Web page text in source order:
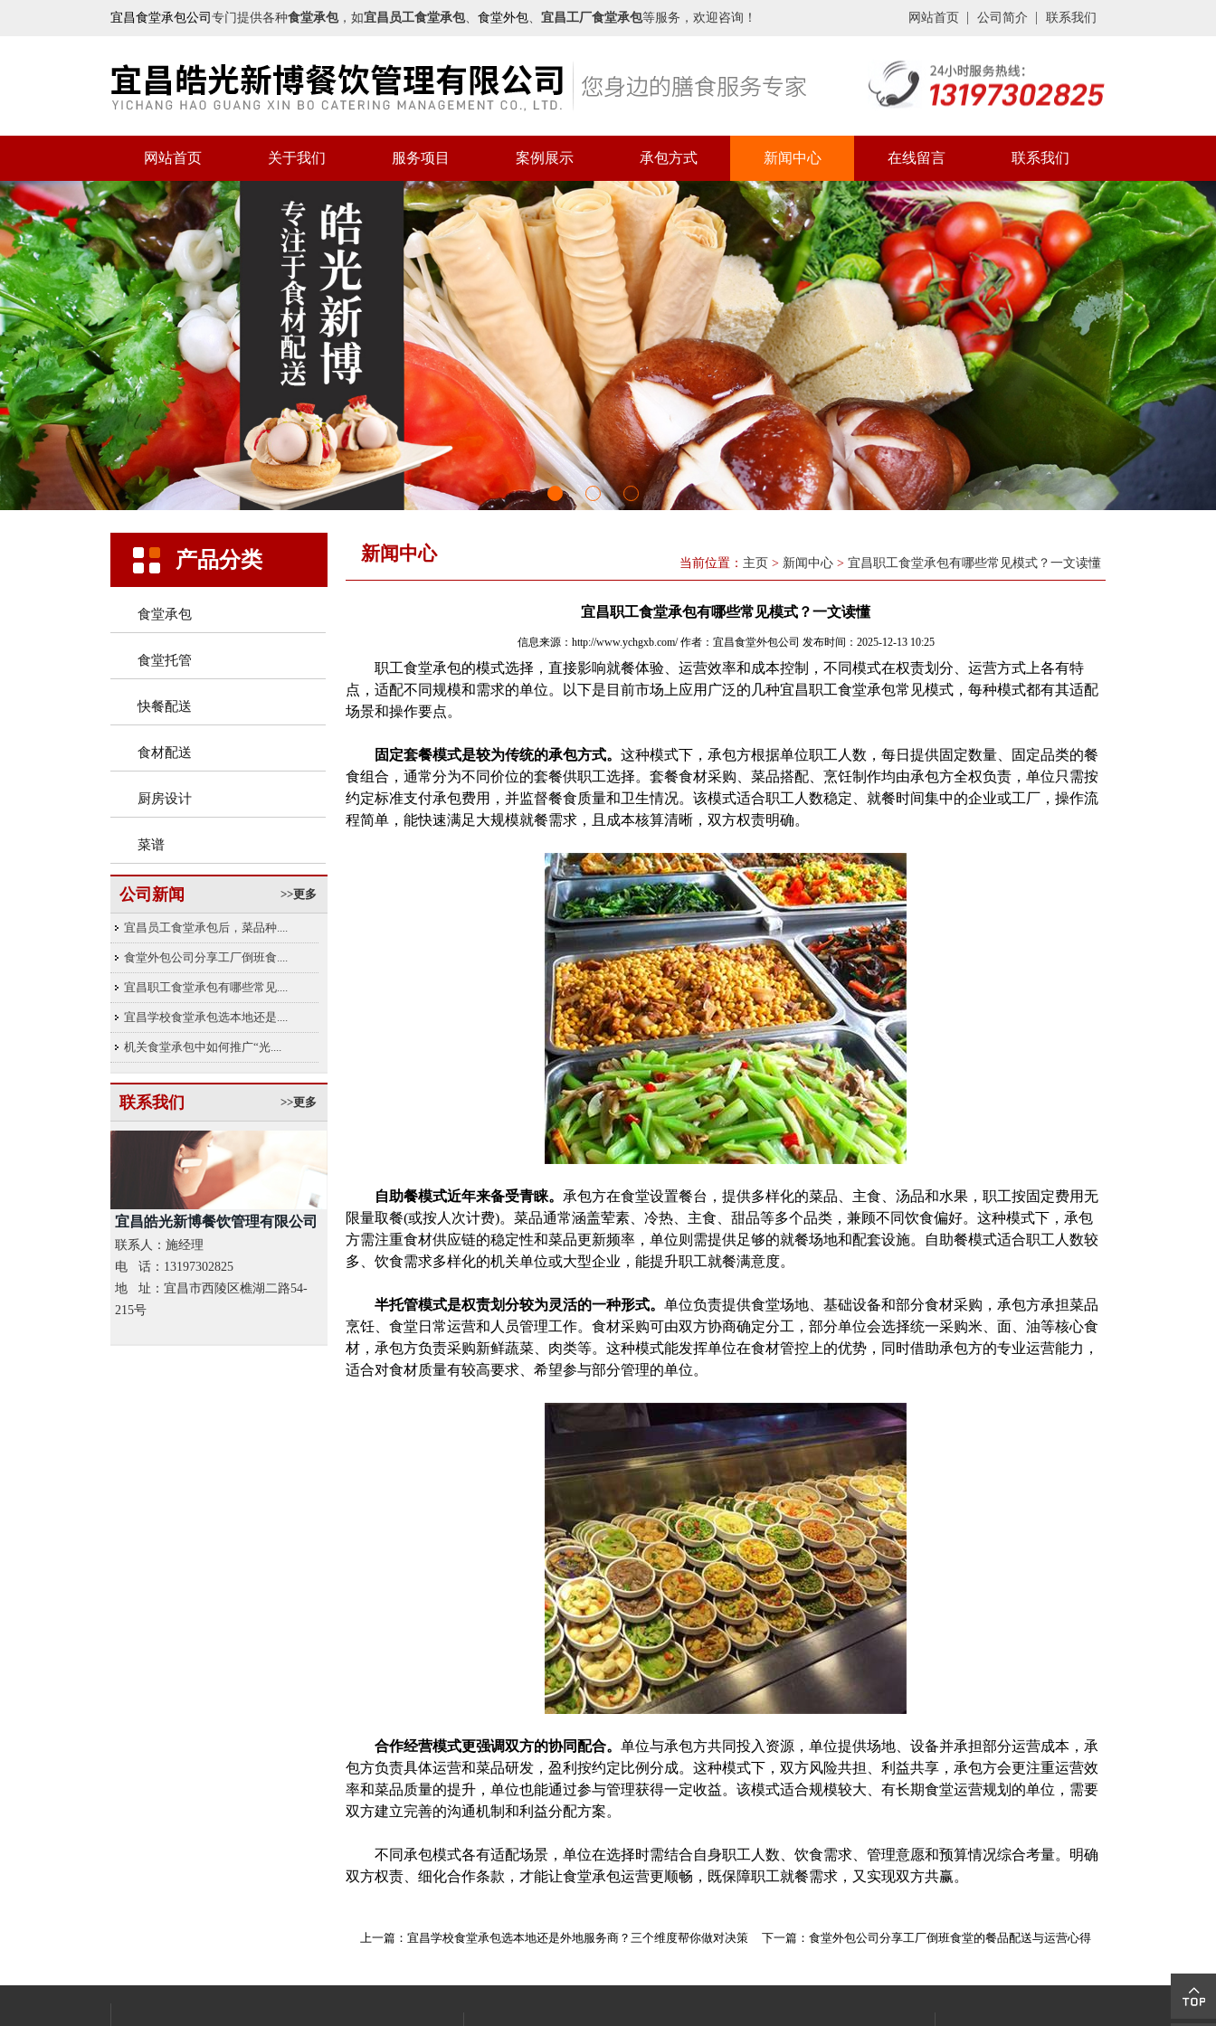
宜昌食堂承包公司 专门提供各种食堂承包，如宜昌员工食堂承包、 食堂外包、 宜昌工厂食堂承包等服务，欢迎咨询！ 网站首页 公司简介 联系我们
网站首页 关于我们 服务项目 案例展示 承包方式 新闻中心 在线留言 联系我们
产品分类
食堂承包
食堂托管
快餐配送
食材配送
厨房设计
菜谱
公司新闻 >>更多
宜昌员工食堂承包后，菜品种....
食堂外包公司分享工厂倒班食....
宜昌职工食堂承包有哪些常见....
宜昌学校食堂承包选本地还是....
机关食堂承包中如何推广“光....
联系我们 >>更多
宜昌皓光新博餐饮管理有限公司
联系人：施经理
电 话：13197302825
地 址：宜昌市西陵区樵湖二路54-
215号
新闻中心 当前位置： 主页 > 新闻中心> 宜昌职工食堂承包有哪些常见模式？一文读懂​
宜昌职工食堂承包有哪些常见模式？一文读懂​
信息来源：http://www.ychgxb.com/ 作者： 宜昌食堂外包公司 发布时间：2025-12-13 10:25
职工食堂承包的模式选择，直接影响就餐体验、运营效率和成本控制，不同模式在权责划分、运营方式上各有特
点，适配不同规模和需求的单位。以下是目前市场上应用广泛的几种宜昌职工食堂承包常见模式，每种模式都有其适配
场景和操作要点。
固定套餐模式是较为传统的承包方式。 这种模式下，承包方根据单位职工人数，每日提供固定数量、固定品类的餐
食组合，通常分为不同价位的套餐供职工选择。套餐食材采购、菜品搭配、烹饪制作均由承包方全权负责，单位只需按
约定标准支付承包费用，并监督餐食质量和卫生情况。该模式适合职工人数稳定、就餐时间集中的企业或工厂，操作流
程简单，能快速满足大规模就餐需求，且成本核算清晰，双方权责明确。
自助餐模式近年来备受青睐。 承包方在食堂设置餐台，提供多样化的菜品、主食、汤品和水果，职工按固定费用无
限量取餐(或按人次计费)。菜品通常涵盖荤素、冷热、主食、甜品等多个品类，兼顾不同饮食偏好。这种模式下，承包
方需注重食材供应链的稳定性和菜品更新频率，单位则需提供足够的就餐场地和配套设施。自助餐模式适合职工人数较
多、饮食需求多样化的机关单位或大型企业，能提升职工就餐满意度。
半托管模式是权责划分较为灵活的一种形式。 单位负责提供食堂场地、基础设备和部分食材采购，承包方承担菜品
烹饪、食堂日常运营和人员管理工作。食材采购可由双方协商确定分工，部分单位会选择统一采购米、面、油等核心食
材，承包方负责采购新鲜蔬菜、肉类等。这种模式能发挥单位在食材管控上的优势，同时借助承包方的专业运营能力，
适合对食材质量有较高要求、希望参与部分管理的单位。
合作经营模式更强调双方的协同配合。 单位与承包方共同投入资源，单位提供场地、设备并承担部分运营成本，承
包方负责具体运营和菜品研发，盈利按约定比例分成。这种模式下，双方风险共担、利益共享，承包方会更注重运营效
率和菜品质量的提升，单位也能通过参与管理获得一定收益。该模式适合规模较大、有长期食堂运营规划的单位，需要
双方建立完善的沟通机制和利益分配方案。
不同承包模式各有适配场景，单位在选择时需结合自身职工人数、饮食需求、管理意愿和预算情况综合考量。明确
双方权责、细化合作条款，才能让食堂承包运营更顺畅，既保障职工就餐需求，又实现双方共赢。
上一篇： 宜昌学校食堂承包选本地还是外地服务商？三个维度帮你做对决策 下一篇： 食堂外包公司分享工厂倒班食堂的餐品配送与运营心得